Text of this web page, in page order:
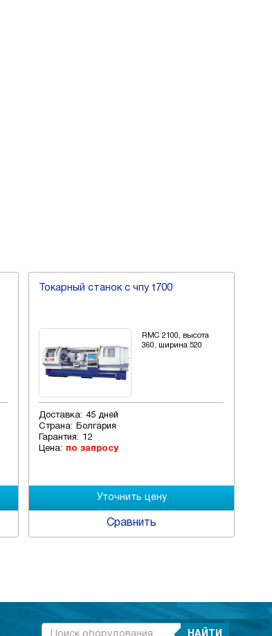
Токарный станок с чпу t700
RMC 2100, высота
360, ширина 520
Доставка: 45 дней
Страна:
Болгария
Гарантия: 12
Цена: по запросу
Сравнить
НАЙТИ